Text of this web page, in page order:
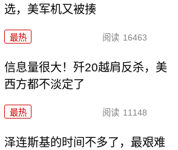
选，美军机又被揍
最热 阅读 16463
信息量很大！歼20越肩反杀，美
西方都不淡定了
最热 阅读 11148
泽连斯基的时间不多了，最艰难